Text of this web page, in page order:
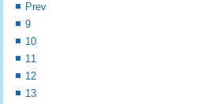
Prev
9
10
11
12
13